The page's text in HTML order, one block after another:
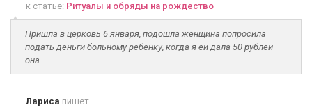
к статье: Ритуалы и обряды на рождество
Пришла в церковь 6 января, подошла женщина попросила
подать деньги больному ребёнку, когда я ей дала 50 рублей
она...
Лариса пишет